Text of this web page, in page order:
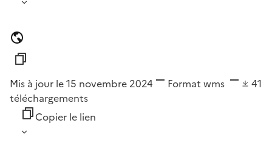
Mis à jour le 15 novembre 2024 Format wms
41
téléchargements
Copier le lien